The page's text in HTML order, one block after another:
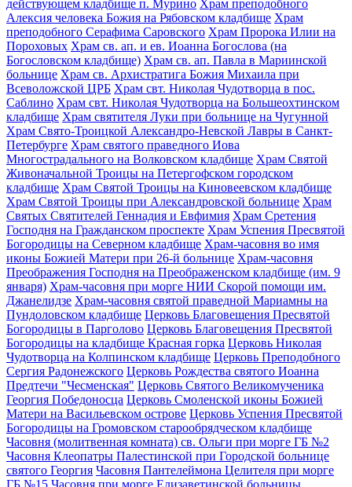
действующем кладбище п. Мурино Храм преподобного
Алексия человека Божия на Рябовском кладбище Храм
преподобного Серафима Саровского Храм Пророка Илии на
Пороховых Храм св. ап. и ев. Иоанна Богослова (на
Богословском кладбище) Храм св. ап. Павла в Мариинской
больнице Храм св. Архистратига Божия Михаила при
Всеволожской ЦРБ Храм свт. Николая Чудотворца в пос.
Саблино Храм свт. Николая Чудотворца на Большеохтинском
кладбище Храм святителя Луки при больнице на Чугунной
Храм Свято-Троицкой Александро-Невской Лавры в Санкт-
Петербурге Храм святого праведного Иова
Многострадального на Волковском кладбище Храм Святой
Живоначальной Троицы на Петергофском городском
кладбище Храм Святой Троицы на Киновеевском кладбище
Храм Святой Троицы при Александровской больнице Храм
Святых Святителей Геннадия и Евфимия Храм Сретения
Господня на Гражданском проспекте Храм Успения Пресвятой
Богородицы на Северном кладбище Храм-часовня во имя
иконы Божией Матери при 26-й больнице Храм-часовня
Преображения Господня на Преображенском кладбище (им. 9
января) Храм-часовня при морге НИИ Скорой помощи им.
Джанелидзе Храм-часовня святой праведной Мариамны на
Пундоловском кладбище Церковь Благовещения Пресвятой
Богородицы в Парголово Церковь Благовещения Пресвятой
Богородицы на кладбище Красная горка Церковь Николая
Чудотворца на Колпинском кладбище Церковь Преподобного
Сергия Радонежского Церковь Рождества святого Иоанна
Предтечи "Чесменская" Церковь Святого Великомученика
Георгия Победоносца Церковь Смоленской иконы Божией
Матери на Васильевском острове Церковь Успения Пресвятой
Богородицы на Громовском старообрядческом кладбище
Часовня (молитвенная комната) св. Ольги при морге ГБ №2
Часовня Клеопатры Палестинской при Городской больнице
святого Георгия Часовня Пантелеймона Целителя при морге
ГБ №15 Часовня при морге Елизаветинской больницы